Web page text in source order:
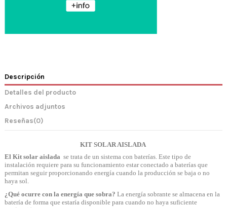
Descripción
Detalles del producto
Archivos adjuntos
Reseñas(0)
KIT SOLAR AISLADA
El Kit solar aislada se trata de un sistema con baterías. Este tipo de
instalación requiere para su funcionamiento estar conectado a baterías que
permitan seguir proporcionando energía cuando la producción se baja o no
haya sol.
¿Qué ocurre con la energía que sobra? La energía sobrante se almacena en la
batería de forma que estaría disponible para cuando no haya suficiente